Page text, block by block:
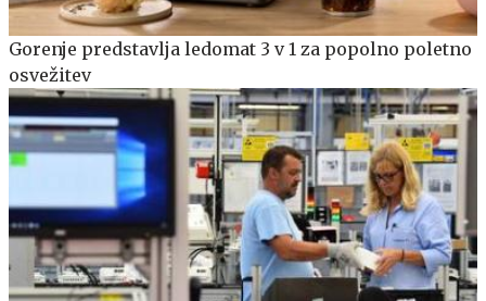
Gorenje predstavlja ledomat 3 v 1 za popolno poletno
osvežitev